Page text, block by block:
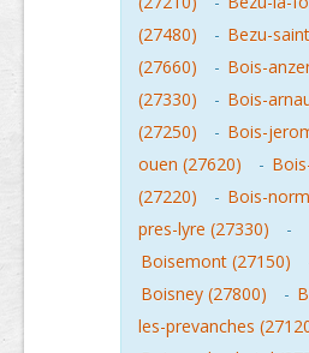
(27480)
- Bezu-
(27660)
- Bois-
(27330)
- Bois-
(27250)
- Bois-
ouen (27620)
-
(27220)
- Bois-
pres-lyre (27330)
-
Boisemont (27150)
Boisney (27800)
-
les-prevanches